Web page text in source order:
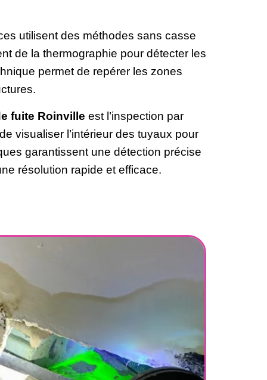
utilisent des méthodes sans casse
de la thermographie pour détecter les
permet de repérer les zones
fuite Roinville est l’inspection par
visualiser l’intérieur des tuyaux pour
garantissent une détection précise
résolution rapide et efficace.